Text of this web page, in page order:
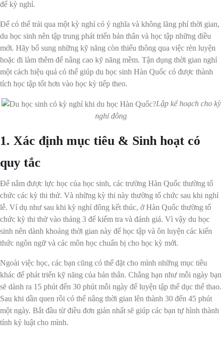
để kỳ nghỉ.
Để có thể trải qua một kỳ nghỉ có ý nghĩa và không lãng phí thời gian,
du học sinh nên tập trung phát triển bản thân và học tập những điều
mới. Hãy bổ sung những kỹ năng còn thiếu thông qua việc rèn luyện
hoặc đi làm thêm để nâng cao kỹ năng mềm. Tận dụng thời gian nghỉ
một cách hiệu quả có thể giúp du học sinh Hàn Quốc có được thành
tích học tập tốt hơn vào học kỳ tiếp theo.
Lập kế hoạch cho kỳ
nghỉ đông
1. Xác định mục tiêu & Sinh hoạt có
quy tắc
Để nắm được lực học của học sinh, các trường Hàn Quốc thường tổ
chức các kỳ thi thử. Và những kỳ thi này thường tổ chức sau khi nghỉ
lễ. Ví dụ như sau khi kỳ nghỉ đông kết thúc, ở Hàn Quốc thường tổ
chức kỳ thi thử vào tháng 3 để kiểm tra và đánh giá. Vì vậy du học
sinh nên dành khoảng thời gian này để học tập và ôn luyện các kiến
thức ngôn ngữ và các môn học chuẩn bị cho học kỳ mới.
Ngoài việc học, các bạn cũng có thể đặt cho mình những mục tiêu
khác để phát triển kỹ năng của bản thân. Chẳng hạn như mỗi ngày bạn
sẽ dành ra 15 phút đến 30 phút mỗi ngày để luyện tập thể dục thể thao.
Sau khi dần quen rồi có thể nâng thời gian lên thành 30 đến 45 phút
một ngày. Bắt đầu từ điều đơn giản nhất sẽ giúp các bạn tự hình thành
tính kỷ luật cho mình.